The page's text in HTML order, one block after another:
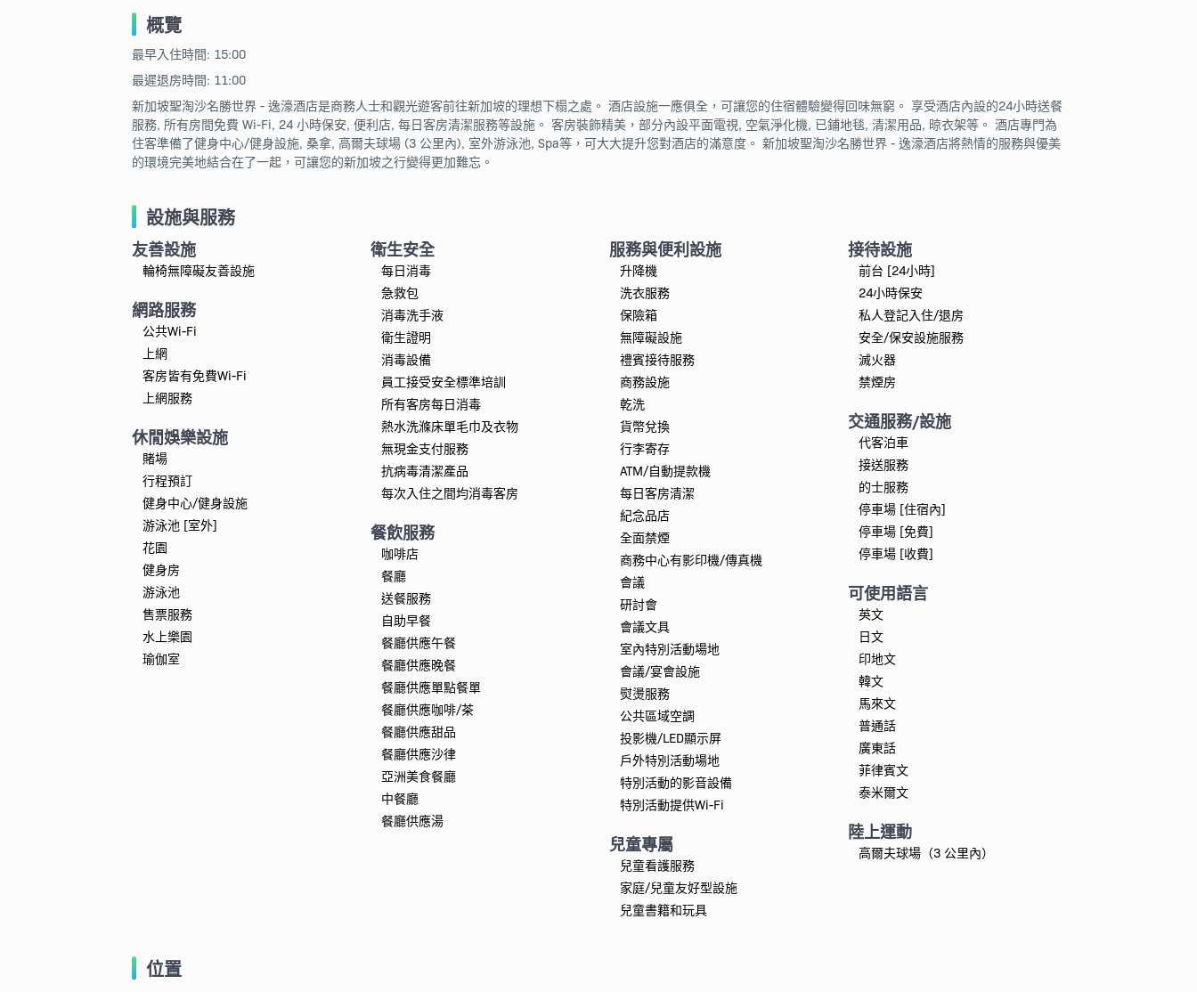
概覽
最早入住時間: 15:00
最遲退房時間: 11:00
新加坡聖淘沙名勝世界 - 逸濠酒店是商務人士和觀光遊客前往新加坡的理想下榻之處。 酒店設施一應俱全，可讓您的住宿體驗變得回味無窮。 享受酒店內設的24小時送餐
服務, 所有房間免費 Wi-Fi, 24 小時保安, 便利店, 每日客房清潔服務等設施。 客房裝飾精美，部分內設平面電視, 空氣淨化機, 已鋪地毯, 清潔用品, 晾衣架等。 酒店專門為
住客準備了健身中心/健身設施, 桑拿, 高爾夫球場 (3 公里內), 室外游泳池, Spa等，可大大提升您對酒店的滿意度。 新加坡聖淘沙名勝世界 - 逸濠酒店將熱情的服務與優美
的環境完美地結合在了一起，可讓您的新加坡之行變得更加難忘。
設施與服務
友善設施
輪椅無障礙友善設施
網路服務
公共Wi-Fi
上網
客房皆有免費Wi-Fi
上網服務
休閒娛樂設施
賭場
行程預訂
健身中心/健身設施
游泳池 [室外]
花園
健身房
游泳池
售票服務
水上樂園
瑜伽室
衛生安全
每日消毒
急救包
消毒洗手液
衛生證明
消毒設備
員工接受安全標準培訓
所有客房每日消毒
熱水洗滌床單毛巾及衣物
無現金支付服務
抗病毒清潔產品
每次入住之間均消毒客房
餐飲服務
咖啡店
餐廳
送餐服務
自助早餐
餐廳供應午餐
餐廳供應晚餐
餐廳供應單點餐單
餐廳供應咖啡/茶
餐廳供應甜品
餐廳供應沙律
亞洲美食餐廳
中餐廳
餐廳供應湯
服務與便利設施
升降機
洗衣服務
保險箱
無障礙設施
禮賓接待服務
商務設施
乾洗
貨幣兌換
行李寄存
ATM/自動提款機
每日客房清潔
紀念品店
全面禁煙
商務中心有影印機/傳真機
會議
研討會
會議文具
室內特別活動場地
會議/宴會設施
熨燙服務
公共區域空調
投影機/LED顯示屏
戶外特別活動場地
特別活動的影音設備
特別活動提供Wi-Fi
兒童專屬
兒童看護服務
家庭/兒童友好型設施
兒童書籍和玩具
接待設施
前台 [24小時]
24小時保安
私人登記入住/退房
安全/保安設施服務
滅火器
禁煙房
交通服務/設施
代客泊車
接送服務
的士服務
停車場 [住宿內]
停車場 [免費]
停車場 [收費]
可使用語言
英文
日文
印地文
韓文
馬來文
普通話
廣東話
菲律賓文
泰米爾文
陸上運動
高爾夫球場（3 公里內）
位置